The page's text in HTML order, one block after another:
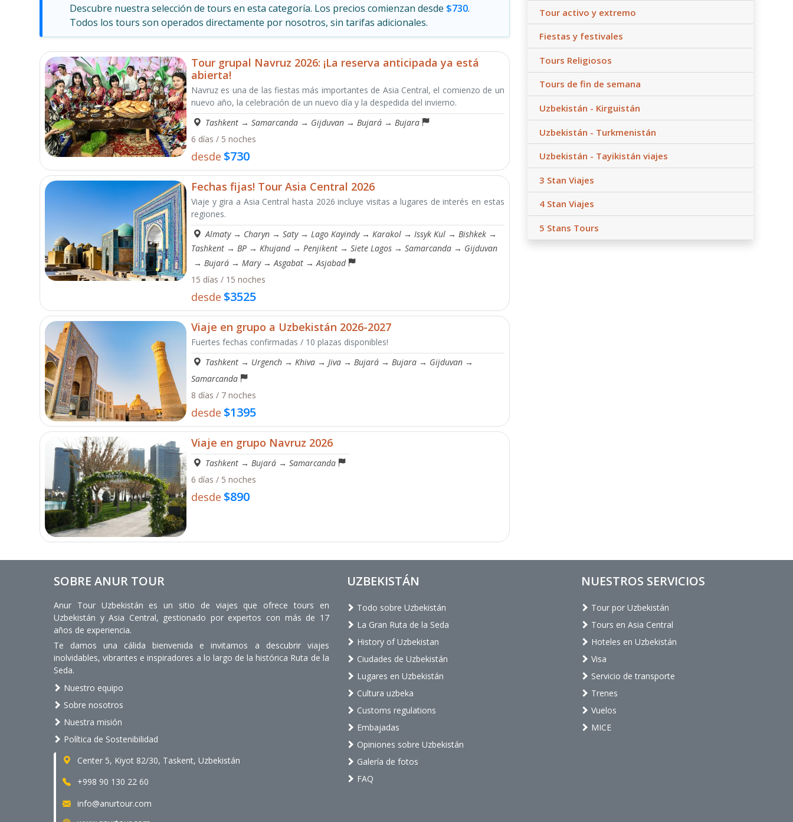
Descubre nuestra selección de tours en esta categoría. Los precios comienzan desde $730.
Todos los tours son operados directamente por nosotros, sin tarifas adicionales.
Tour grupal Navruz 2026: ¡La reserva anticipada ya está
abierta!
Navruz es una de las fiestas más importantes de Asia Central, el comienzo de un
nuevo año, la celebración de un nuevo día y la despedida del invierno.
Tashkent → Samarcanda → Gijduvan → Bujará → Bujara
6 días / 5 noches
desde $730
Fechas fijas! Tour Asia Central 2026
Viaje y gira a Asia Central hasta 2026 incluye visitas a lugares de interés en estas
regiones.
Almaty → Charyn → Saty → Lago Kayindy → Karakol → Issyk Kul → Bishkek →
Tashkent → BP → Khujand → Penjikent → Siete Lagos → Samarcanda → Gijduvan
→ Bujará → Mary → Asgabat → Asjabad
15 días / 15 noches
desde $3525
Viaje en grupo a Uzbekistán 2026-2027
Fuertes fechas confirmadas / 10 plazas disponibles!
Tashkent → Urgench → Khiva → Jiva → Bujará → Bujara → Gijduvan →
Samarcanda
8 días / 7 noches
desde $1395
Viaje en grupo Navruz 2026
Tashkent → Bujará → Samarcanda
6 días / 5 noches
desde $890
Tour activo y extremo
Fiestas y festivales
Tours Religiosos
Tours de fin de semana
Uzbekistán - Kirguistán
Uzbekistán - Turkmenistán
Uzbekistán - Tayikistán viajes
3 Stan Viajes
4 Stan Viajes
5 Stans Tours
SOBRE ANUR TOUR
Anur Tour Uzbekistán es un sitio de viajes que ofrece tours en
Uzbekistán y Asia Central, gestionado por expertos con más de 17
años de experiencia.
Te damos una cálida bienvenida e invitamos a descubrir viajes
inolvidables, vibrantes e inspiradores a lo largo de la histórica Ruta de la
Seda.
Nuestro equipo
Sobre nosotros
Nuestra misión
Política de Sostenibilidad
Center 5, Kiyot 82/30, Taskent, Uzbekistán
+998 90 130 22 60
info@anurtour.com
UZBEKISTÁN
Todo sobre Uzbekistán
La Gran Ruta de la Seda
History of Uzbekistan
Ciudades de Uzbekistán
Lugares en Uzbekistán
Cultura uzbeka
Customs regulations
Embajadas
Opiniones sobre Uzbekistán
Galería de fotos
FAQ
NUESTROS SERVICIOS
Tour por Uzbekistán
Tours en Asia Central
Hoteles en Uzbekistán
Visa
Servicio de transporte
Trenes
Vuelos
MICE